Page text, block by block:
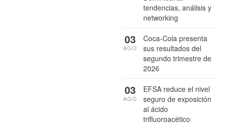
tendencias, análisis y
networking
Coca-Cola presenta
sus resultados del
segundo trimestre de
2026
03
AGO
EFSA reduce el nivel
seguro de exposición
al ácido
trifluoroacético
03
AGO